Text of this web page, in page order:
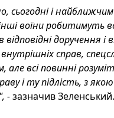
сьогодні і
воїни робитимуть
доручення і
внутрішніх справ,
але всі повинні
і ту підлість, з
-зазначив Зеленський.